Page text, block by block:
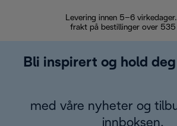
Levering innen 5–6
frakt på bestillinger over 535
Bli inspirert og hold
med våre nyheter og
innboksen.